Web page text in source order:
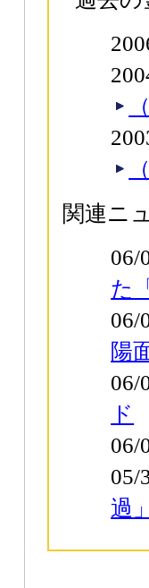
関連ニ
06/
た
06/
陽
06/
ド
06/
05/
過」